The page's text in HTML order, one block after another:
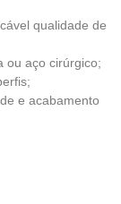
qualidade de
ou aço cirúrgico;
e acabamento